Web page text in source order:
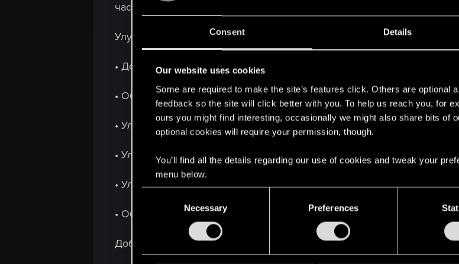
Consent Details
Our website uses cookies
Some are required to make the site’s features click. Others are optional
feedback so the site will click better with you. To help us reach you, for
ours you might find interesting, occasionally we might also share bits of
optional cookies will require your permission, though.
You’ll find all the details regarding our use of cookies and tweak your
menu below.
Necessary Preferences
частности, с «прорастанием» волос сквозь доспехи).
Улучшения окружающей среды:
• Добавлен новый тип погоды «Серое небо».
• Обновлены текстуры неба.
• Улучшен внешний вид растительности и воды.
• Улучшены разные модели объектов окружения.
• Улучшены некоторые спецэффекты.
• Обновлено глобальное освещение.
Добавлена поддержка технологии AMD FidelityFX™ Super Resolution